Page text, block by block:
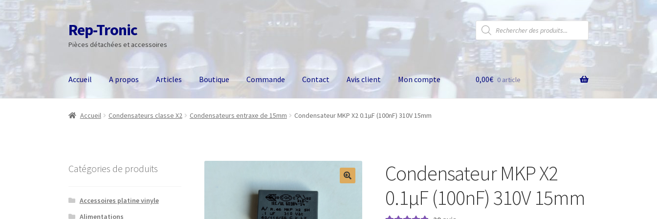
Aller
à
la
Aller
au
contenu
Rep-Tronic
Pièces détachées et accessoires
Recherche
de
produits
Accueil A propos Articles Boutique Commande Contact Avis client Mon compte 0,00€ 0 article
Accueil Condensateurs classe X2 Condensateurs entraxe de 15mm Condensateur MKP X2 0.1µF (100nF) 310V 15mm
Condensateur MKP X2
0.1µF (100nF) 310V 15mm
Catégories de produits
Accessoires platine vinyle
Alimentations